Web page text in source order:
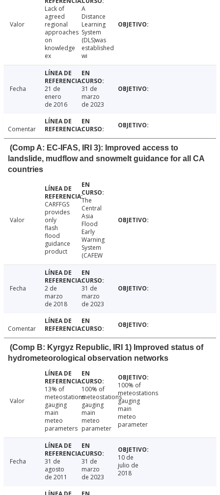
Valor
Lack of
agreed
regional
approaches
on
knowledge
ex
A
Distance
Learning
System
(DLS)was
established
wi
Fecha
21 de
enero
de 2016
31 de
marzo
de 2023
Comentar
(Comp A: EC-IFAS, IRI 3): Improved access to
landslide, mudflow and snowmelt guidance for all CA
countries
Valor
CARFFGS
provides
only
flash
flood
guidance
product
The
Central
Asia
Flood
Early
Warning
System
(CAFEW
Fecha
2 de
marzo
de 2018
31 de
marzo
de 2023
Comentar
(Comp B: Kyrgyz Republic, IRI 1) Improved status of
hydrometeorological observation networks
Valor
13% of
meteostations
gauging
main
meteo
parameters
100% of
meteostations
gauging
main
meteo
parameter
100% of
meteostations
gauging
main
meteo
parameter
Fecha
31 de
agosto
de 2011
31 de
marzo
de 2023
10 de
julio de
2018